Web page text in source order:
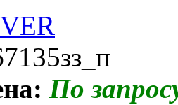
По